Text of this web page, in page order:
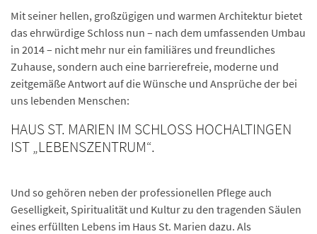
Mit seiner hellen, großzügigen und warmen Architektur bietet
das ehrwürdige Schloss nun – nach dem umfassenden Umbau
in 2014 – nicht mehr nur ein familiäres und freundliches
Zuhause, sondern auch eine barrierefreie, moderne und
zeitgemäße Antwort auf die Wünsche und Ansprüche der bei
uns lebenden Menschen:
HAUS ST. MARIEN IM SCHLOSS HOCHALTINGEN
IST „LEBENSZENTRUM“.
Und so gehören neben der professionellen Pflege auch
Geselligkeit, Spiritualität und Kultur zu den tragenden Säulen
eines erfüllten Lebens im Haus St. Marien dazu. Als